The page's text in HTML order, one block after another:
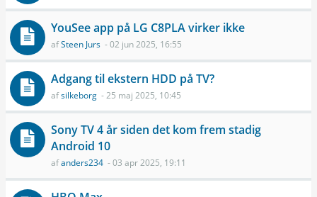
YouSee app på LG C8PLA virker ikke
afSteen Jurs - 02 jun 2025, 16:55
Adgang til ekstern HDD på TV?
afsilkeborg - 25 maj 2025, 10:45
Sony TV 4 år siden det kom frem stadig
Android 10
afanders234 - 03 apr 2025, 19:11